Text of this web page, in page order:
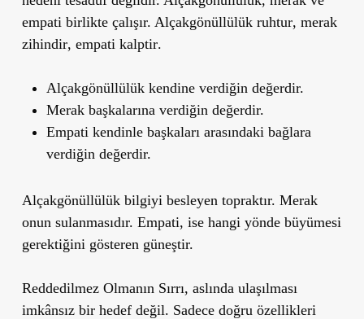
empati birlikte çalışır. Alçakgönüllülük ruhtur, merak
zihindir, empati kalptir.
Alçakgönüllülükkendine verdiğin değerdir.
Merakbaşkalarına verdiğin değerdir.
Empati kendinle başkaları arasındaki bağlara
verdiğin değerdir.
Alçakgönüllülük bilgiyi besleyen topraktır. Merak
onun sulanmasıdır. Empati, ise hangi yönde büyümesi
gerektiğini gösteren güneştir.
Reddedilmez Olmanın Sırrı, aslında ulaşılması
imkânsız bir hedef değil. Sadece doğru özellikleri